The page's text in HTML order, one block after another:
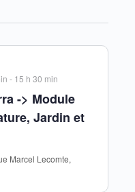
-> Module
Jardin et
- 15 h 30 min
Marcel Lecomte,